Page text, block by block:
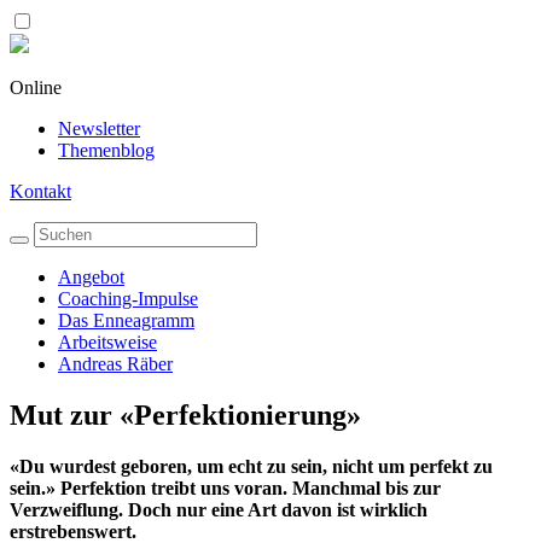
Online
Newsletter
Themenblog
Kontakt
Angebot
Coaching-Impulse
Das Enneagramm
Arbeitsweise
Andreas Räber
Mut zur «Perfektionierung»
«Du wurdest geboren, um echt zu sein, nicht um perfekt zu
sein.» Perfektion treibt uns voran. Manchmal bis zur
Verzweiflung. Doch nur eine Art davon ist wirklich
erstrebenswert.